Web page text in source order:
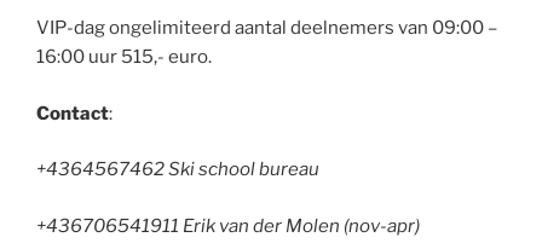
VIP-dag ongelimiteerd aantal deelnemers van 09:00 –
16:00 uur 515,- euro.
Contact:
+4364567462 Ski school bureau
+436706541911 Erik van der Molen (nov-apr)